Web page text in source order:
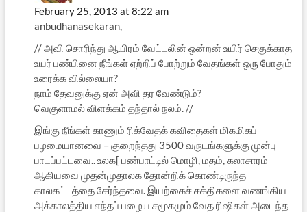
February 25, 2013 at 8:22 am
anbudhanasekaran,
// அவி சொரிந்து ஆயிரம் வேட்டலின் ஒன்றன் உயிர் செகுக்காத
உயர் பண்பினை நீங்கள் ஏற்றிப் போற்றும் வேதங்கள் ஒரு போதும்
உரைக்க வில்லையா?
நாம் தேவனுக்கு ஏன் அவி தர வேண்டும்?
வெகுளாமல் விளக்கம் தந்தால் நலம். //
இங்கு நீங்கள் காணும் ரிக்வேதக் கவிதைகள் மிகமிகப்
பழமையானவை – குறைந்தது 3500 வருடங்களுக்கு முன்பு
பாடப்பட்டவை.. உலக[ பண்பாட்டில் மொழி, மதம், கலாசாரம்
ஆகியவை முதன்முதாலக தோன்றிக் கொண்டிருந்த
காலகட்டத்தை சேர்ந்தவை. இயற்கைச் சக்திகளை வணங்கிய
அக்காலத்திய எந்தப் பழைய சமூகமும் வேத ரிஷிகள் அடைந்த